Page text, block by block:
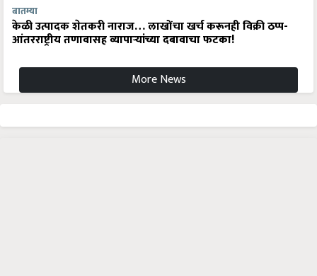
बातम्या
केळी उत्पादक शेतकरी नाराज… लाखोंचा खर्च करूनही विक्री ठप्प-
आंतरराष्ट्रीय तणावासह व्यापाऱ्यांच्या दबावाचा फटका!
More News